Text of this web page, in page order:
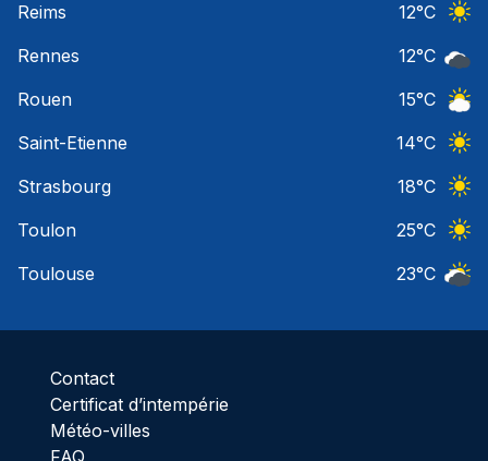
Reims
12°C
Rennes
12°C
Rouen
15°C
Saint-Etienne
14°C
Strasbourg
18°C
Toulon
25°C
Toulouse
23°C
Contact
Certificat d’intempérie
Météo-villes
FAQ